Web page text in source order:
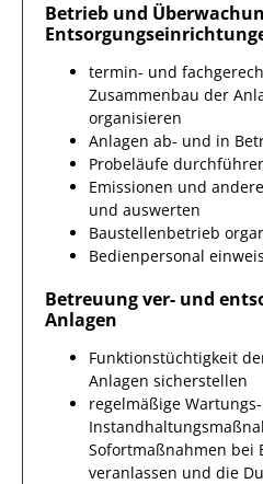
Betrieb und
termin- und
Zusammenbau der
organisieren
Anlagen ab- und in
Probeläufe
Emissionen und
und auswerten
Baustellenbetrieb
Bedienpersonal
Betreuung ver- und
Anlagen
Funktionstüchtigkeit
Anlagen sicherstellen
regelmäßige
Sofortmaßnahmen bei
veranlassen und die